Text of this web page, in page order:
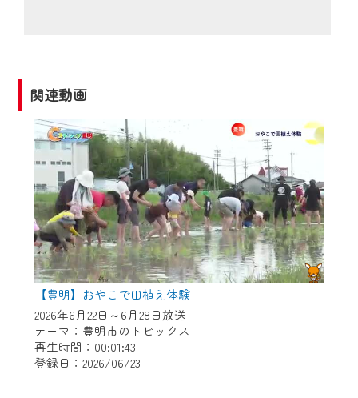
関連動画
【豊明】おやこで田植え体験
2026年6月22日～6月28日放送
テーマ：豊明市のトピックス
再生時間：00:01:43
登録日：2026/06/23
2024年9月24日からはご加入者様へのサー
ビス向上のため、
『CCNet Web TV』を利用いただくには、
一部コンテンツを除き、
CCNetサービスへの加入と『CCNetマイ
ページ※』へのログインが必要となりま
す。
何卒、ご理解ご了承の程よろしくお願い
いたします。
※マイページへのログインには、MyIDが必
要となります。
※MyIDとは、CCNet Web TVを含むCCNetの
各種サービスをご利用頂くためのIDです。